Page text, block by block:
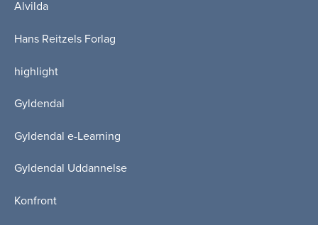
Alvilda
Hans Reitzels Forlag
highlight
Gyldendal
Gyldendal e-Learning
Gyldendal Uddannelse
Konfront